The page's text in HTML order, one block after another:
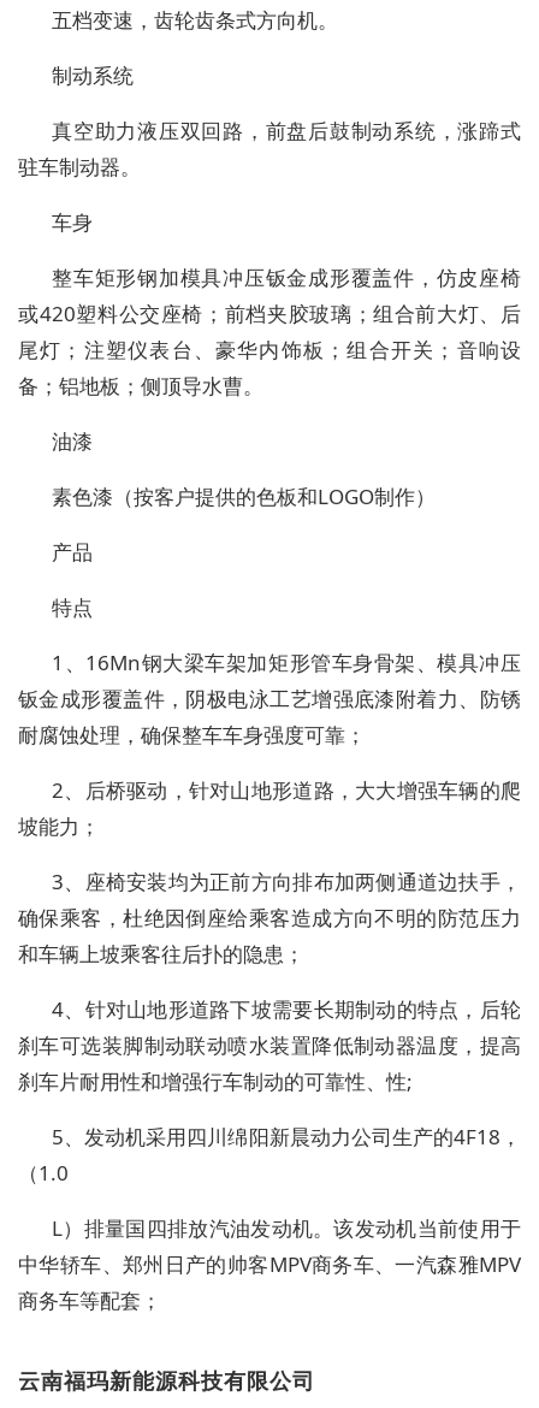
五档变速， 齿轮齿条式方向机。
制动系统
真空助力液压双回路，前盘后鼓制动系统，涨蹄式
驻车制动器。
车身
整车矩形钢加模具冲压钣金成形覆盖件 ，仿皮座椅
或420塑料公交座椅；前档夹胶玻璃；组合前大灯、后
尾灯；注塑仪表台、豪华内饰板；组合开关；音响设
备；铝地板；侧顶导水曹。
油漆
素色漆（按客户提供的色板和LOGO制作）
产品
特点
1 、 16Mn钢大梁车架加矩形管车身骨架、模具冲压
钣金成形覆盖件，阴极电泳工艺增强底漆附着力、防锈
耐腐蚀处理，确保整车车身强度可靠；
2、后桥驱动 ，针对山地形道路，大大增强车辆的爬
坡能力；
3、座椅安装均为正前方向排布加两侧通道边扶手 ，
确保乘客，杜绝因倒座给乘客造成方向不明的防范压力
和车辆上坡乘客往后扑的隐患；
4、 针对山地形道路下坡需要长期制动的特点， 后轮
刹车可选装脚制动联动喷水装置降低制动器温度，提高
刹车片耐用性和增强行车制动的可靠性、性;
5、发动机采用四川绵阳新晨动力公司生产的4F18 ，
（1.0
L）排量国四排放汽油发动机。该发动机当前使用于
中华轿车、郑州日产的帅客MPV商务车、一汽森雅MPV
商务车等配套；
云南福玛新能源科技有限公司